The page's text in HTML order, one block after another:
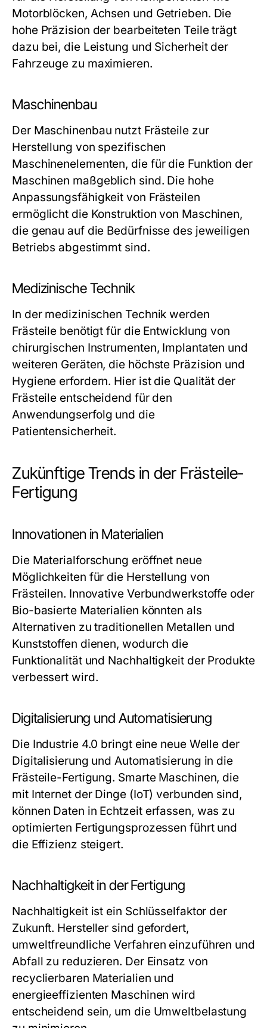
Motorblöcken, Achsen und Getrieben. Die
hohe Präzision der bearbeiteten Teile trägt
dazu bei, die Leistung und Sicherheit der
Fahrzeuge zu maximieren.
Maschinenbau
Der Maschinenbau nutzt Frästeile zur
Herstellung von spezifischen
Maschinenelementen, die für die Funktion der
Maschinen maßgeblich sind. Die hohe
Anpassungsfähigkeit von Frästeilen
ermöglicht die Konstruktion von Maschinen,
die genau auf die Bedürfnisse des jeweiligen
Betriebs abgestimmt sind.
Medizinische Technik
In der medizinischen Technik werden
Frästeile benötigt für die Entwicklung von
chirurgischen Instrumenten, Implantaten und
weiteren Geräten, die höchste Präzision und
Hygiene erfordern. Hier ist die Qualität der
Frästeile entscheidend für den
Anwendungserfolg und die
Patientensicherheit.
Zukünftige Trends in der Frästeile-
Fertigung
Innovationen in Materialien
Die Materialforschung eröffnet neue
Möglichkeiten für die Herstellung von
Frästeilen. Innovative Verbundwerkstoffe oder
Bio-basierte Materialien könnten als
Alternativen zu traditionellen Metallen und
Kunststoffen dienen, wodurch die
Funktionalität und Nachhaltigkeit der Produkte
verbessert wird.
Digitalisierung und Automatisierung
Die Industrie 4.0 bringt eine neue Welle der
Digitalisierung und Automatisierung in die
Frästeile-Fertigung. Smarte Maschinen, die
mit Internet der Dinge (IoT) verbunden sind,
können Daten in Echtzeit erfassen, was zu
optimierten Fertigungsprozessen führt und
die Effizienz steigert.
Nachhaltigkeit in der Fertigung
Nachhaltigkeit ist ein Schlüsselfaktor der
Zukunft. Hersteller sind gefordert,
umweltfreundliche Verfahren einzuführen und
Abfall zu reduzieren. Der Einsatz von
recyclierbaren Materialien und
energieeffizienten Maschinen wird
entscheidend sein, um die Umweltbelastung